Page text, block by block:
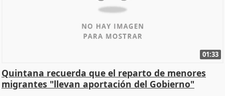
01:33
Quintana recuerda que el reparto de menores
migrantes "llevan aportación del Gobierno"